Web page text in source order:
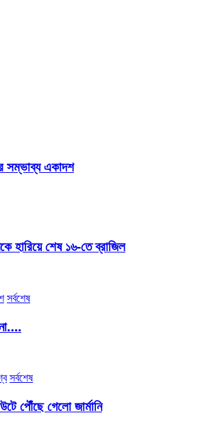
সম্ভাব্য একাদশ
হারিয়ে শেষ ১৬-তে ব্রাজিল
সর্বশেষ
সর্বশেষ
পৌঁছে গেলো জার্মানি